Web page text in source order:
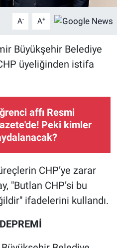
A- A+
Büyükşehir Belediye
üyeliğinden istifa
affı Resmi
Peki kimler
CHP’ye zarar
"Butlan CHP’si bu
ifadelerini kullandı.